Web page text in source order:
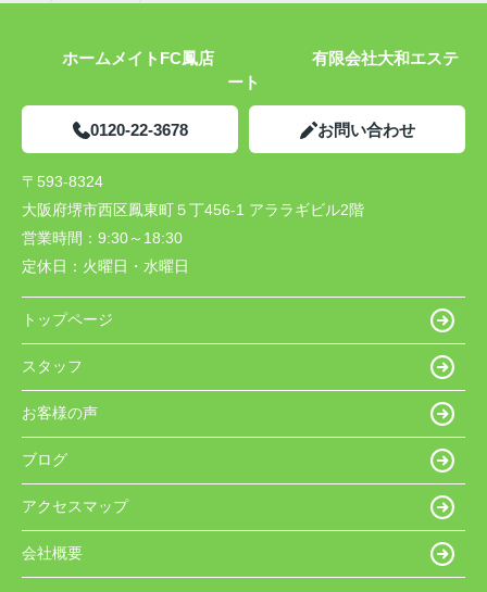
ホームメイトFC鳳店 有限会社大和エステ
ート
0120-22-3678 お問い合わせ
〒593-8324
大阪府堺市西区鳳東町５丁456-1 アララギビル2階
営業時間： 9:30～18:30
定休日： 火曜日・水曜日
トップページ
スタッフ
お客様の声
ブログ
アクセスマップ
会社概要